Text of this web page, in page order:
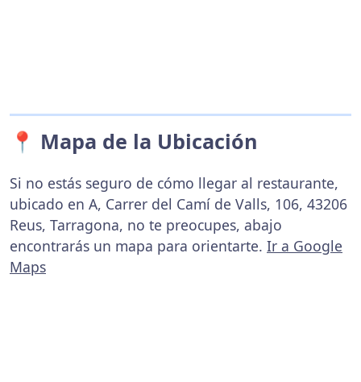
📍 Mapa de la Ubicación
Si no estás seguro de cómo llegar al restaurante,
ubicado en A, Carrer del Camí de Valls, 106, 43206
Reus, Tarragona, no te preocupes, abajo
encontrarás un mapa para orientarte. Ir a Google
Maps